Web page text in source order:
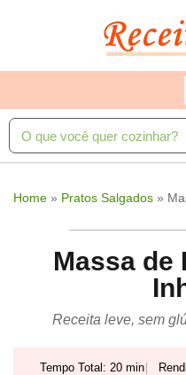
Home » Pratos Salgados »
Massa de
Receita leve, sem
Tempo Total: 20 min